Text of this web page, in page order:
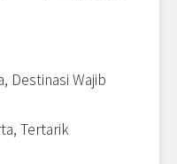
Destinasi Wajib
Tertarik